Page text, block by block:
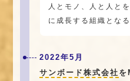
人とモノ、人と人と
に成長する組織とな
2022年5月
サンボード株式会社 を